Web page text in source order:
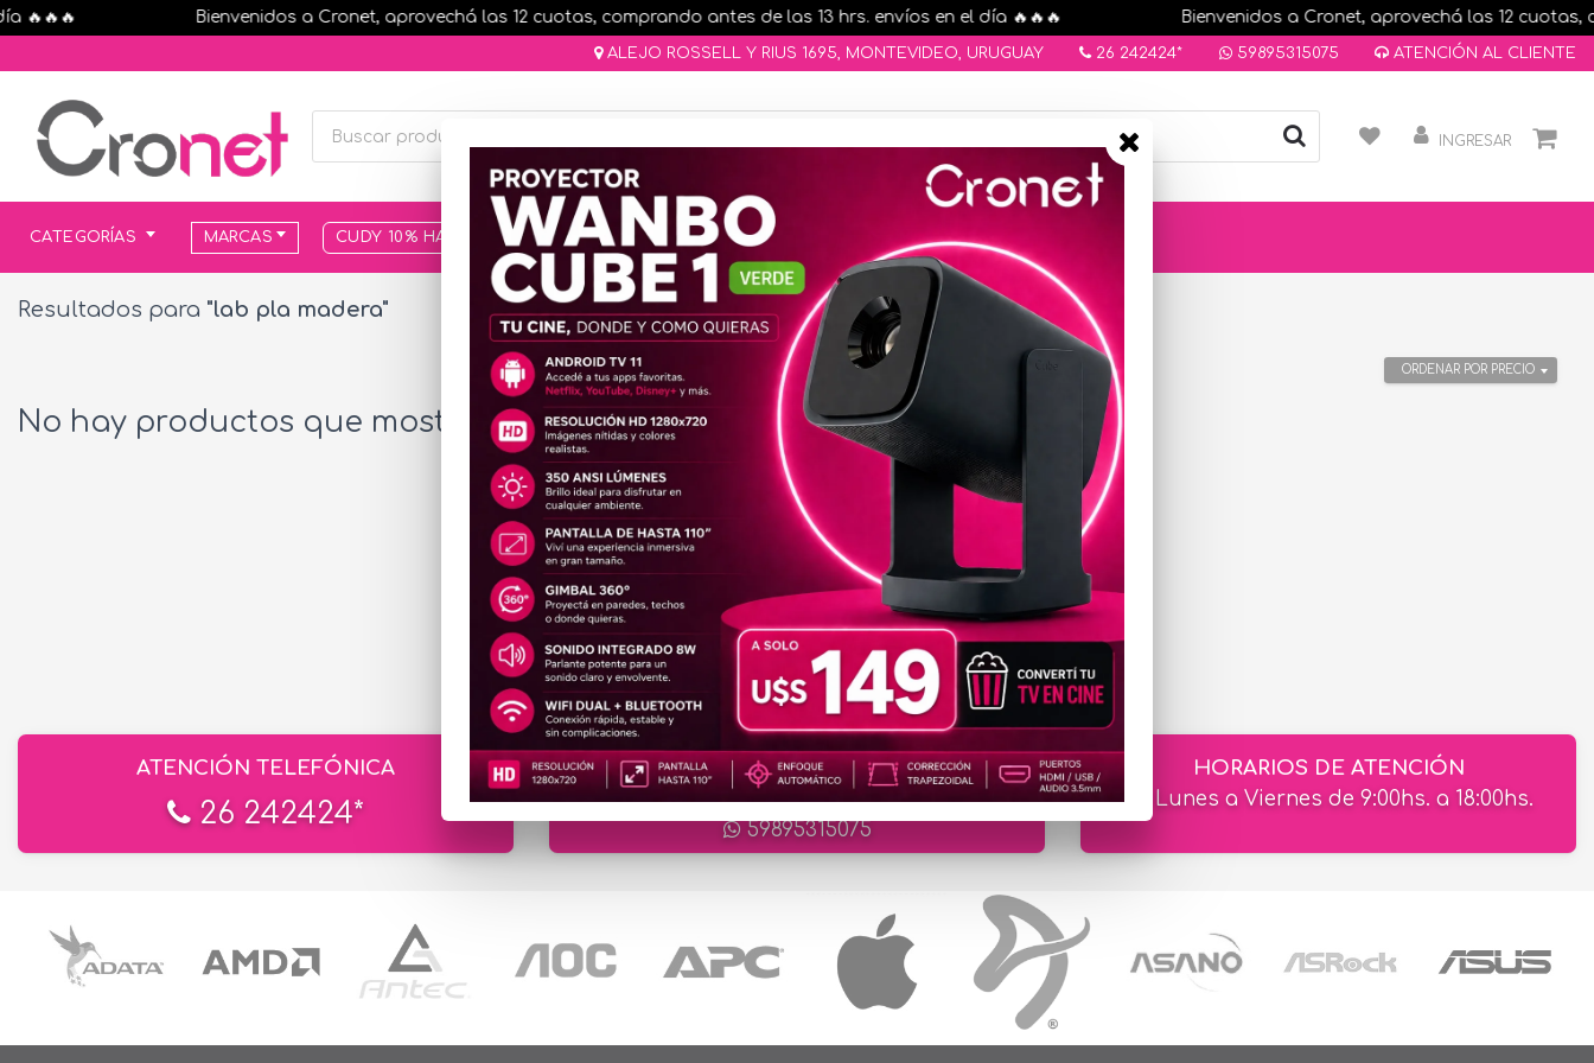
Bienvenidos a Cronet, aprovechá las 12 cuotas, comprando antes de las 13 hrs. envíos en el día 🔥🔥🔥 Bienvenidos a Cronet, aprovechá las 12 cuotas,
ALEJO ROSSELL Y RIUS 1695, MONTEVIDEO, URUGUAY 26 242424* 59895315075 ATENCIÓN AL CLIENTE
INGRESAR
CATEGORÍAS MARCAS CUDY 10% HASTA AGOTAR STOCK MOVILIDAD ELÉCTRICA 25% OFF
Resultados para "lab pla madera"
ORDENAR POR PRECIO
No hay productos que mostrar...
artículos en total
ATENCIÓN TELEFÓNICA
26 242424*
ATENCIÓN ONLINE
ventas@cronet.uy
59895315075
HORARIOS DE ATENCIÓN
de Lunes a Viernes de 9:00hs. a 18:00hs.